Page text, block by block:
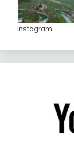
Instagram